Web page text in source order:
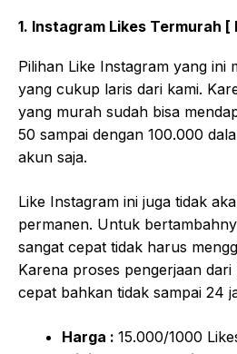
1. Instagram Likes Termurah [
Pilihan Like Instagram yang ini
yang cukup laris dari kami.
yang murah sudah bisa
50 sampai dengan 100.000
akun saja.
Like Instagram ini juga tidak
permanen. Untuk
sangat cepat tidak harus
Karena proses pengerjaan
cepat bahkan tidak sampai 24
Harga : 15.000/1000